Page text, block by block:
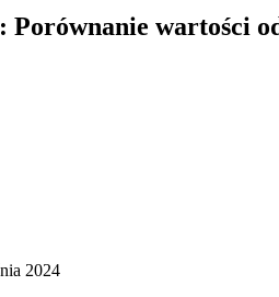
Porównanie wartości
2024